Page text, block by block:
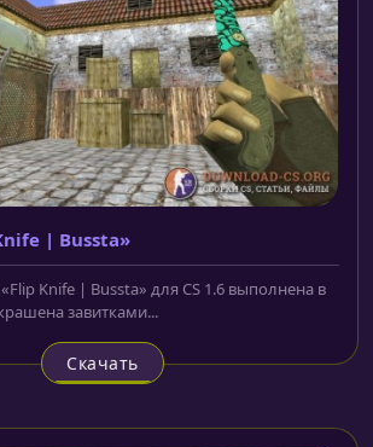
| Bussta»
Knife | Bussta» для CS 1.6 выполнена в
завитками...
Скачать